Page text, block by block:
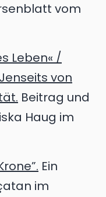
vom
Leben« /
von
Beitrag und
Haug im
Ein
im